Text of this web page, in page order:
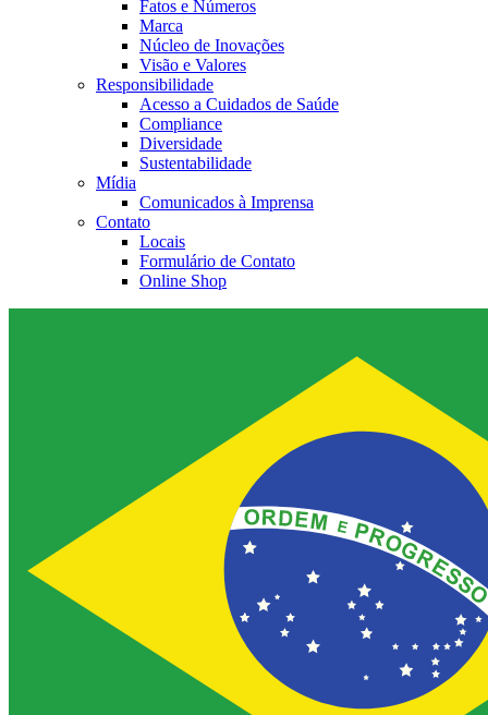
Fatos e Números
Marca
Núcleo de Inovações
Visão e Valores
Responsibilidade
Acesso a Cuidados de Saúde
Compliance
Diversidade
Sustentabilidade
Mídia
Comunicados à Imprensa
Contato
Locais
Formulário de Contato
Online Shop